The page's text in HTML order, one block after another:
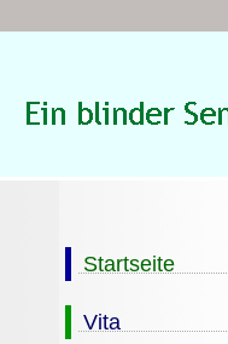
Startseite
Vita